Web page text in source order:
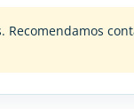
Recomendamos